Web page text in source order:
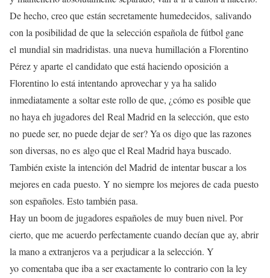
De hecho, creo que están secretamente humedecidos, salivando
con la posibilidad de que la selección española de fútbol gane
el mundial sin madridistas. una nueva humillación a Florentino
Pérez y aparte el candidato que está haciendo oposición a
Florentino lo está intentando aprovechar y ya ha salido
inmediatamente a soltar este rollo de que, ¿cómo es posible que
no haya eh jugadores del Real Madrid en la selección, que esto
no puede ser, no puede dejar de ser? Ya os digo que las razones
son diversas, no es algo que el Real Madrid haya buscado.
También existe la intención del Madrid de intentar buscar a los
mejores en cada puesto. Y no siempre los mejores de cada puesto
son españoles. Esto también pasa.
Hay un boom de jugadores españoles de muy buen nivel. Por
cierto, que me acuerdo perfectamente cuando decían que ay, abrir
la mano a extranjeros va a perjudicar a la selección. Y
yo comentaba que iba a ser exactamente lo contrario con la ley